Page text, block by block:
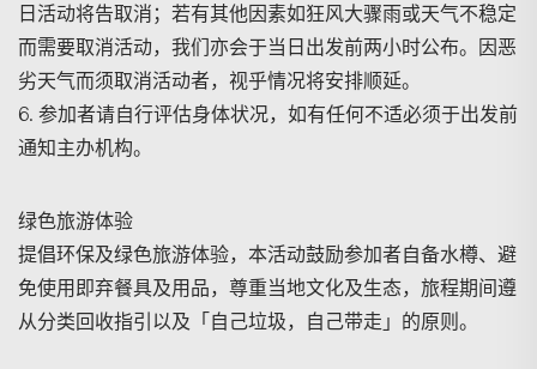
日活动将告取消；若有其他因素如狂风大骤雨或天气不稳定
而需要取消活动，我们亦会于当日出发前两小时公布。因恶
劣天气而须取消活动者，视乎情况将安排顺延。
6. 参加者请自行评估身体状况，如有任何不适必须于出发前
通知主办机构。
绿色旅游体验
提倡环保及绿色旅游体验，本活动鼓励参加者自备水樽、避
免使用即弃餐具及用品，尊重当地文化及生态，旅程期间遵
从分类回收指引以及「自己垃圾，自己带走」的原则。